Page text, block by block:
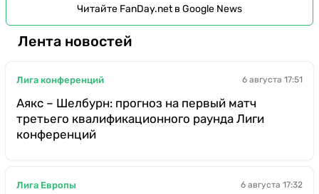
Читайте FanDay.net в Google News
Лента новостей
Лига конференций 6 августа 17:51
Аякс – Шелбурн: прогноз на первый матч
третьего квалификационного раунда Лиги
конференций
Лига Европы 6 августа 17:32